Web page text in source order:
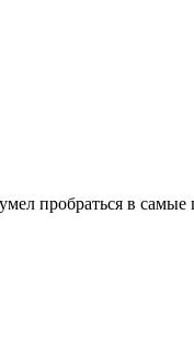
пробраться в